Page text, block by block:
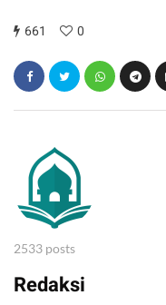
661 0
2533 posts
Redaksi